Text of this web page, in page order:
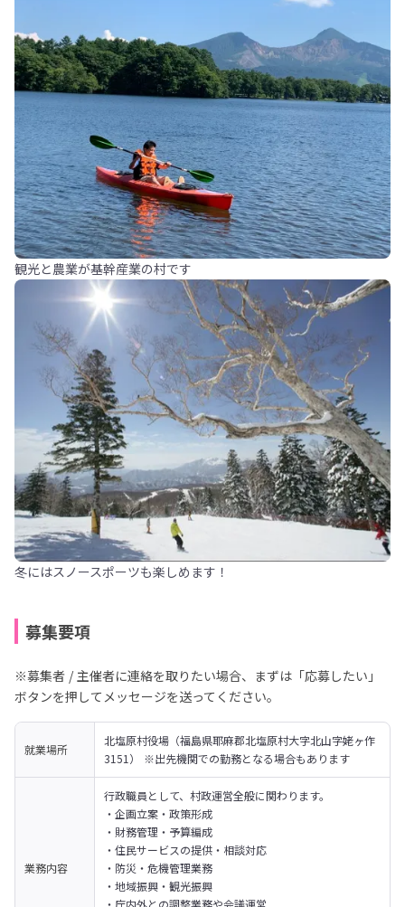
観光と農業が基幹産業の村です
冬にはスノースポーツも楽しめます！
募集要項
※募集者 / 主催者に連絡を取りたい場合、まずは「応募したい」
ボタンを押してメッセージを送ってください。
就業場所
北塩原村役場（福島県耶麻郡北塩原村大字北山字姥ヶ作
3151） ※出先機関での勤務となる場合もあります
業務内容
行政職員として、村政運営全般に関わります。
・企画立案・政策形成
・財務管理・予算編成
・住民サービスの提供・相談対応
・防災・危機管理業務
・地域振興・観光振興
・庁内外との調整業務や会議運営